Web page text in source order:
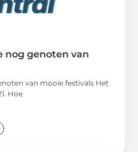
nog genoten van
van mooie festivals Het
Hoe